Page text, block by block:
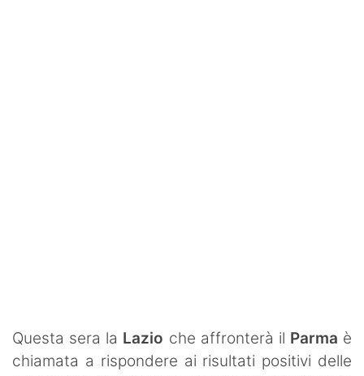
Questa sera la Lazio che affronterà il Parma è
chiamata a rispondere ai risultati positivi delle